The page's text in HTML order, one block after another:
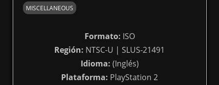
MISCELLANEOUS
Formato: ISO
Región: NTSC-U | SLUS-21491
Idioma: (Inglés)
Plataforma: PlayStation 2